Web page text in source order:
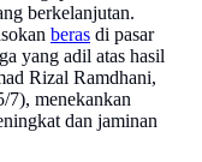
berkelanjutan.
beras di pasar
yang adil atas hasil
Rizal Ramdhani,
7), menekankan
dan jaminan